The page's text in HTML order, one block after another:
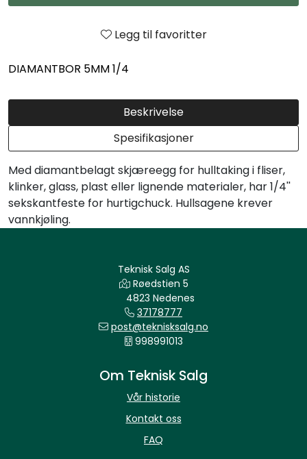
Legg til favoritter
DIAMANTBOR 5MM 1/4
Beskrivelse
Spesifikasjoner
Med diamantbelagt skjæreegg for hulltaking i fliser,
klinker, glass, plast eller lignende materialer, har 1/4''
sekskantfeste for hurtigchuck. Hullsagene krever
vannkjøling.
Teknisk Salg AS
Røedstien 5
4823 Nedenes
37178777
post@teknisksalg.no
998991013
Om Teknisk Salg
Vår historie
Kontakt oss
FAQ